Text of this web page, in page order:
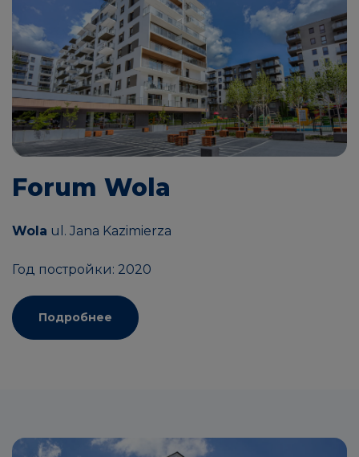
Forum Wola
Wola ul. Jana Kazimierza
Год постройки: 2020
Подробнее